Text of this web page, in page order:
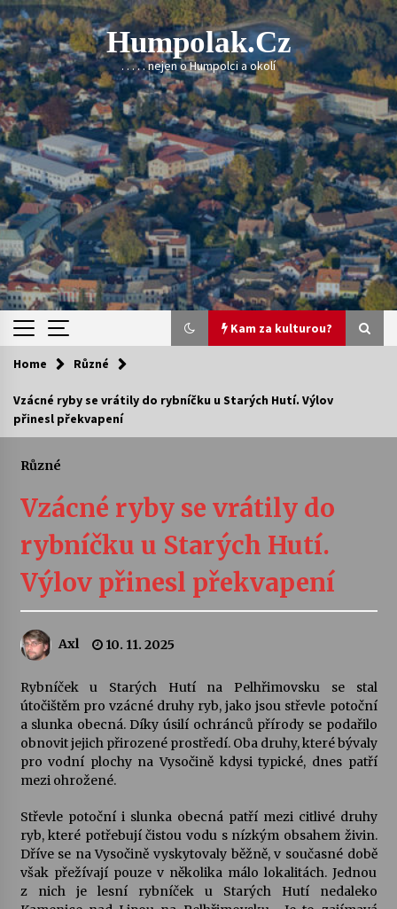
Skip
to
content
Humpolak.cz
. . . . . nejen o Humpolci a okolí
Kam za kulturou?
Kam za kulturou?
Vernisáž výstavy Josefíny Duškové: Stávám se
kapkou
30. 7. 2026
Veselí muzikanti
30. 7. 2026
šedesátka: 28. 7.–1. 8. 2026
28. 7. 2026
Letní koncerty ve Stromovce: Kolchoz a
Jenakaši
Votavžatský ploty
23. 7. 2026
Home Různé
Vzácné ryby se vrátily do rybníčku u Starých Hutí. Výlov
přinesl překvapení
Různé
Vzácné ryby se vrátily do
rybníčku u Starých Hutí.
Výlov přinesl překvapení
Axl 10. 11. 2025
Rybníček u Starých Hutí na Pelhřimovsku se stal
útočištěm pro vzácné druhy ryb, jako jsou střevle potoční
a slunka obecná. Díky úsilí ochránců přírody se podařilo
obnovit jejich přirozené prostředí. Oba druhy, které bývaly
pro vodní plochy na Vysočině kdysi typické, dnes patří
mezi ohrožené.
Střevle potoční i slunka obecná patří mezi citlivé druhy
ryb, které potřebují čistou vodu s nízkým obsahem živin.
Dříve se na Vysočině vyskytovaly běžně, v současné době
však přežívají pouze v několika málo lokalitách. Jednou
z nich je lesní rybníček u Starých Hutí nedaleko